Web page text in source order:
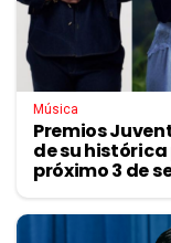
Música
Premios
de su histórica
próximo 3 de